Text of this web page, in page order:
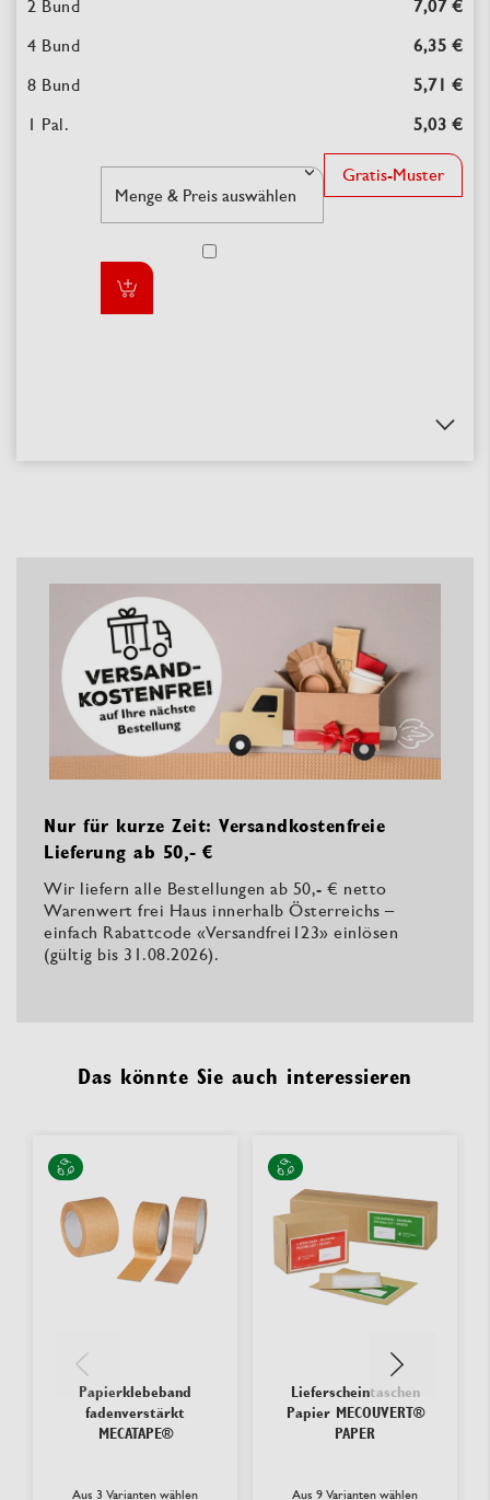
7,07 €
6,35 €
5,71 €
5,03 €
Gratis-Muster
Nur für kurze Zeit: Versandkostenfreie
Lieferung ab 50,- €
Wir liefern alle Bestellungen ab 50,- € netto
Warenwert frei Haus innerhalb Österreichs –
einfach Rabattcode «Versandfrei123» einlösen
(gültig bis 31.08.2026).
Das könnte Sie auch interessieren
Papierklebeband
fadenverstärkt
MECATAPE®
Aus 3 Varianten wählen
Lieferscheintaschen
Papier MECOUVERT®
PAPER
Aus 9 Varianten wählen